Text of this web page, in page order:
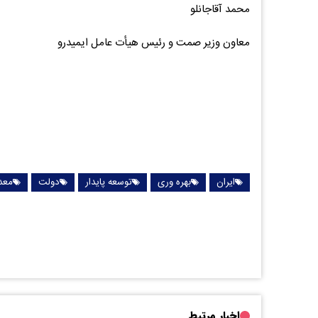
محمد آقاجانلو
معاون وزیر صمت و رئیس هیأت عامل ایمیدرو
ایران بهره وری توسعه پایدار دولت